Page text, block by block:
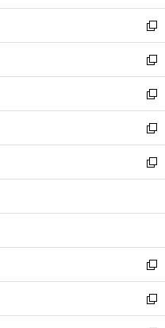
開
く
ウ
で
開
く
ン
ド
ウ
で
開
く
ウ
ィ
ン
ド
ウ
で
開
く
新
し
い
ウ
ィ
ン
ド
ウ
で
開
新
し
い
ウ
ィ
ン
ド
ウ
開
新
し
い
ウ
ィ
ン
ウ
開
く
新
し
い
ウ
ン
ウ
で
開
く
新
し
ウ
ン
ド
ウ
で
開
新
し
い
ウ
新
し